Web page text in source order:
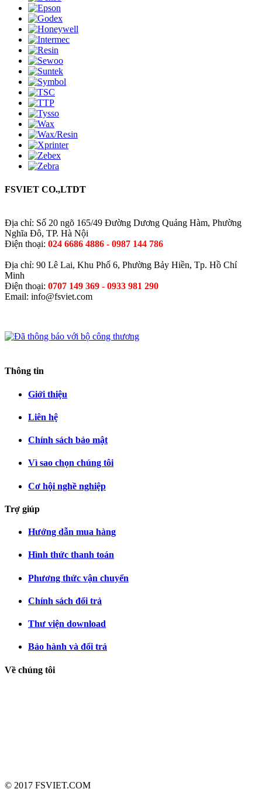
FSVIET CO.,LTDT
Địa chỉ: Số 20 ngõ 165/49 Đường Dương Quảng Hàm, Phường
Nghĩa Đô, TP. Hà Nội
Điện thoại: 024 6686 4886 - 0987 144 786
Địa chỉ: 90 Lê Lai, Khu Phố 6, Phường Bảy Hiền, Tp. Hồ Chí
Minh
Điện thoại: 0707 149 369 - 0933 981 290
Email: info@fsviet.com
Thông tin
Giới thiệu
Liên hệ
Chính sách bảo mật
Vì sao chọn chúng tôi
Cơ hội nghề nghiệp
Trợ giúp
Hướng dẫn mua hàng
Hình thức thanh toán
Phương thức vận chuyển
Chính sách đổi trả
Thư viện download
Bảo hành và đổi trả
Về chúng tôi
© 2017 FSVIET.COM